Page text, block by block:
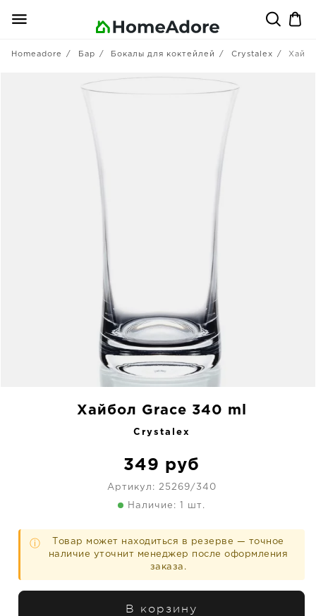
Homeadore Бар Бокалы для коктейлей Crystalex
Хайбол Grace 340 ml
Crystalex
349 руб
Артикул: 25269/340
Наличие: 1 шт.
ⓘ
Товар может находиться в резерве — точное
наличие уточнит менеджер после оформления
заказа.
В корзину